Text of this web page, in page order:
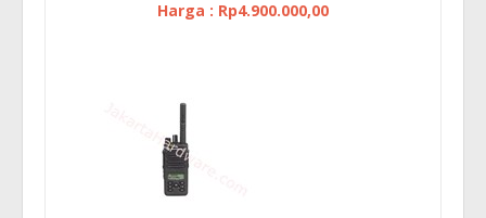
Harga : Rp4.900.000,00